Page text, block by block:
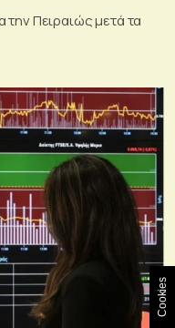
την Πειραιώς μετά τα
Cookies